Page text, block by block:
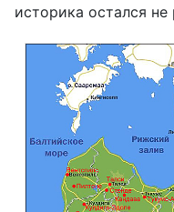
историка остался